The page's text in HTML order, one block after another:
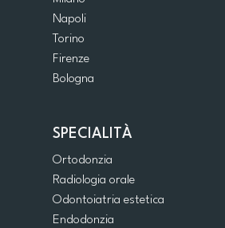
Napoli
Torino
Firenze
Bologna
SPECIALITÀ
Ortodonzia
Radiologia orale
Odontoiatria estetica
Endodonzia